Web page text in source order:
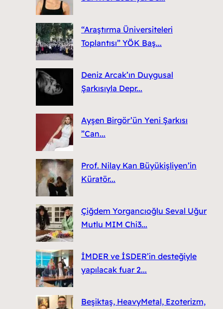
“Araştırma Üniversiteleri
Toplantısı” YÖK Baş...
Deniz Arcak’ın Duygusal
Şarkısıyla Depr...
Ayşen Birgör’ün Yeni Şarkısı
”Can...
Prof. Nilay Kan Büyükişliyen’in
Küratör...
Çiğdem Yorgancıoğlu Seval Uğur
Mutlu MIM Chi3...
İMDER ve İSDER’in desteğiyle
yapılacak fuar 2...
Beşiktaş, HeavyMetal, Ezoterizm,